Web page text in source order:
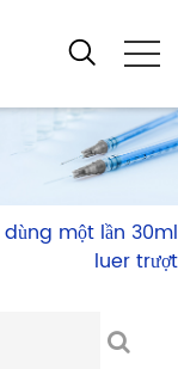
một lần 30ml
luer trượt